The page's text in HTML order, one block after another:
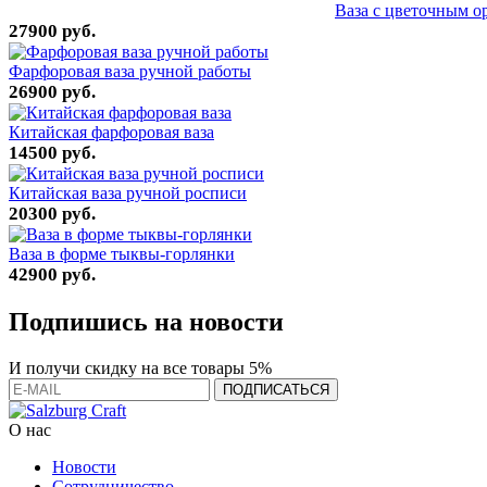
Ваза с цветочным
27900 руб.
Фарфоровая ваза ручной работы
26900 руб.
Китайская фарфоровая ваза
14500 руб.
Китайская ваза ручной росписи
20300 руб.
Ваза в форме тыквы-горлянки
42900 руб.
Подпишись на новости
И получи скидку на все товары 5%
О нас
Новости